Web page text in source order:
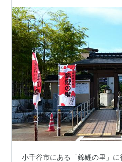
小千谷市にある「錦鯉の里」